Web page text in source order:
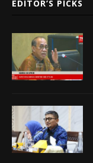
EDITOR’S PICKS